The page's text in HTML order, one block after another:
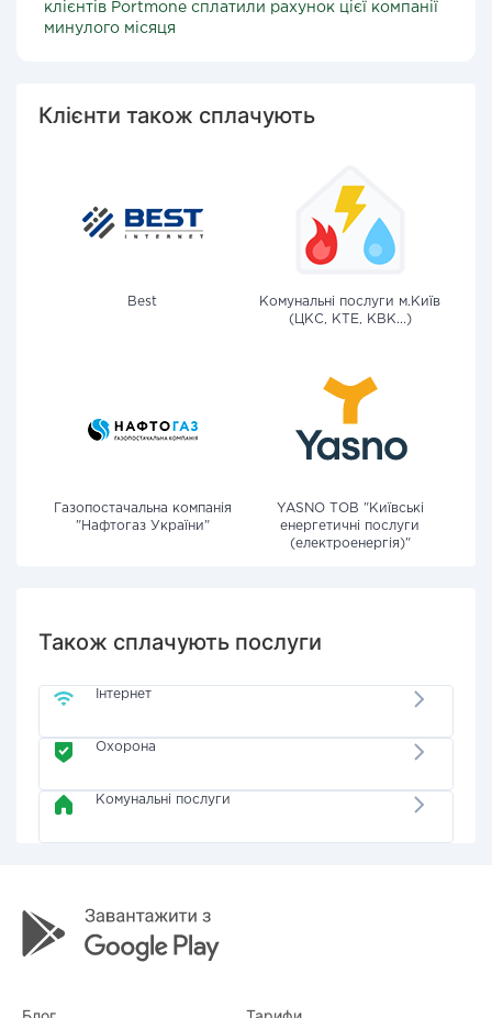
клієнтів Portmone сплатили рахунок цієї компанії
минулого місяця
Клієнти також сплачують
Best
Комунальні послуги м.Київ
(ЦКС, КТЕ, КВК...)
Газопостачальна компанія
"Нафтогаз України"
YASNO ТОВ "Київські
енергетичні послуги
(електроенергія)"
Також сплачують послуги
Інтернет
Охорона
Комунальні послуги